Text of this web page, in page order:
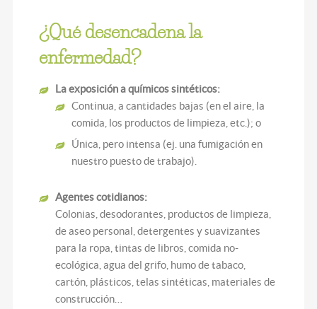
¿Qué desencadena la
enfermedad?
La exposición a químicos sintéticos:
Continua, a cantidades bajas (en el aire, la
comida, los productos de limpieza, etc.); o
Única, pero intensa (ej. una fumigación en
nuestro puesto de trabajo).
Agentes cotidianos:
Colonias, desodorantes, productos de limpieza,
de aseo personal, detergentes y suavizantes
para la ropa, tintas de libros, comida no-
ecológica, agua del grifo, humo de tabaco,
cartón, plásticos, telas sintéticas, materiales de
construcción…